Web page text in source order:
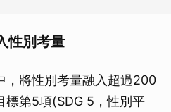
性別考量
，將性別考量融入超過200
標第5項(SDG 5，性別平